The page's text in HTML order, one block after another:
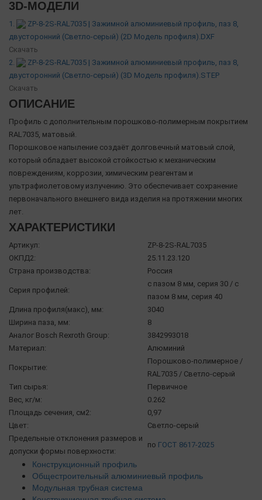
3D-МОДЕЛИ
1.
ZP-8-2S-RAL7035 | Зажимной алюминиевый профиль, паз 8,
двусторонний (Светло-серый) (2D Модель профиля).DXF
Скачать
2.
ZP-8-2S-RAL7035 | Зажимной алюминиевый профиль, паз 8,
двусторонний (Светло-серый) (3D Модель профиля).STEP
Скачать
ОПИСАНИЕ
Профиль с дополнительным порошково-полимерным покрытием
RAL7035, матовый.
Порошковое напыление создаёт долговечный матовый слой,
который обладает высокой стойкостью к механическим
повреждениям, коррозии, химическим реагентам и
ультрафиолетовому излучению. Это обеспечивает сохранение
первоначального внешнего вида изделия на протяжении многих
лет.
ХАРАКТЕРИСТИКИ
Артикул:
ZP-8-2S-RAL7035
ОКПД2:
25.11.23.120
Страна производства:
Россия
Серия профилей:
с пазом 8 мм, серия 30 / с
пазом 8 мм, серия 40
Длина профиля(макс), мм:
3040
Ширина паза, мм:
8
Аналог Bosch Rexroth Group:
3842993018
Материал:
Алюминий
Покрытие:
Порошково-полимерное /
RAL7035 / Светло-серый
Тип сырья:
Первичное
Вес, кг/м:
0.262
Площадь сечения, см2:
0,97
Цвет:
Светло-серый
Предельные отклонения размеров и
допуски формы поверхности:
по ГОСТ 8617-2025
Конструкционный профиль
Общестроительный алюминиевый профиль
Модульная трубная система